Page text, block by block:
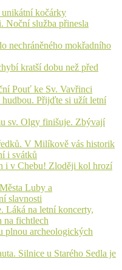
unikátní kočárky
Noční služba přinesla
nechráněného mokřadního
kratší dobu než před
Pouť ke Sv. Vavřinci
Přijďte si užít letní
sv. Olgy finišuje. Zbývají
V Milíkově vás historik
i svátků
i v Chebu! Zloději kol hrozí
Luby a
slavnosti
Láká na letní koncerty,
na fichtlech
plnou archeologických
Silnice u Starého Sedla je